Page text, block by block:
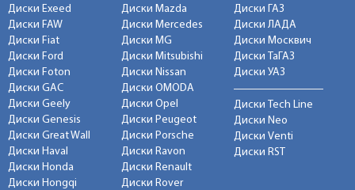
Диски Exeed
Диски FAW
Диски Fiat
Диски Ford
Диски Foton
Диски GAC
Диски Geely
Диски Genesis
Диски Great Wall
Диски Haval
Диски Honda
Диски Hongqi
Диски Mazda
Диски Mercedes
Диски MG
Диски Mitsubishi
Диски Nissan
Диски OMODA
Диски Opel
Диски Peugeot
Диски Porsche
Диски Ravon
Диски Renault
Диски Rover
Диски ГАЗ
Диски ЛАДА
Диски Москвич
Диски ТаГАЗ
Диски УАЗ
Диски Tech Line
Диски Neo
Диски Venti
Диски RST